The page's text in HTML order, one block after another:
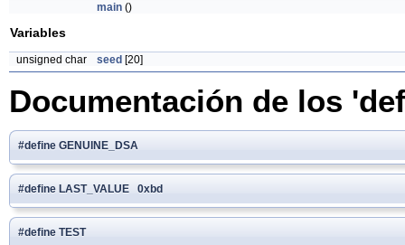
main ()
Variables
unsigned char seed [20]
Documentación de los
#define GENUINE_DSA
#define LAST_VALUE 0xbd
#define TEST